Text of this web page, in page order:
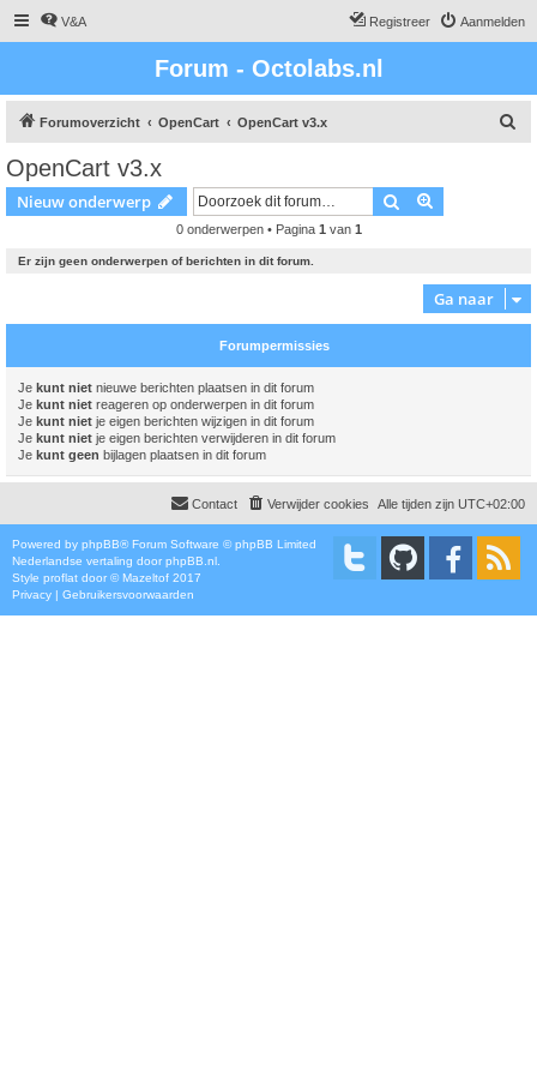
V&A Aanmelden
Registreer
Forum - Octolabs.nl
Forumoverzicht OpenCart OpenCart v3.x
OpenCart v3.x
Nieuw onderwerp Zoek
0 onderwerpen • Pagina 1 van 1
Er zijn geen onderwerpen of berichten in dit forum.
Ga naar
Forumpermissies
Je kunt niet nieuwe berichten plaatsen in dit forum
Je kunt niet reageren op onderwerpen in dit forum
Je kunt niet je eigen berichten wijzigen in dit forum
Je kunt niet je eigen berichten verwijderen in dit forum
Je kunt geen bijlagen plaatsen in dit forum
Alle tijden zijn UTC+02:00
Verwijder cookies
Contact
Powered by phpBB® Forum Software © phpBB Limited
Nederlandse vertaling door phpBB.nl
Style proflat door ©Mazeltof 2017
Privacy | Gebruikersvoorwaarden